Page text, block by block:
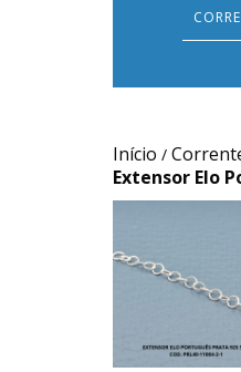
Início /
Extensor Elo